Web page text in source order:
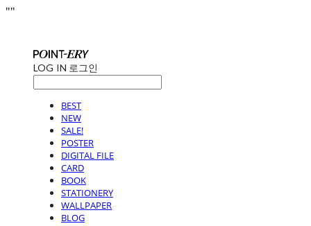
""
LOG IN 로그인
BEST
NEW
SALE!
POSTER
DIGITAL FILE
CARD
BOOK
STATIONERY
WALLPAPER
BLOG